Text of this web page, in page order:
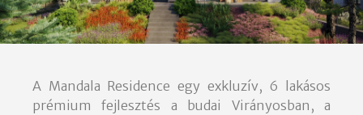
A Mandala Residence egy exkluzív, 6 lakásos
prémium fejlesztés a budai Virányosban, a